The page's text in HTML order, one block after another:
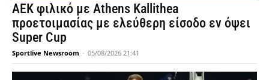
AEK φιλικό με Athens Kallithea
προετοιμασίας με ελεύθερη είσοδο εν όψει
Super Cup
Sportlive Newsroom - 05/08/2026 21:41